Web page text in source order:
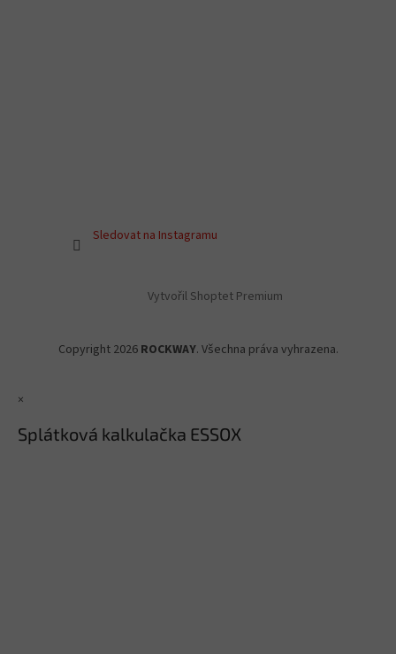
Sledovat na Instagramu
Vytvořil Shoptet Premium
Copyright 2026 ROCKWAY. Všechna práva vyhrazena.
×
Splátková kalkulačka ESSOX